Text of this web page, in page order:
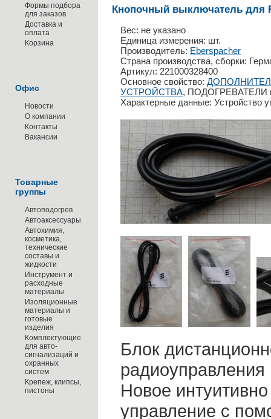
Формы подбора
для заказов
Доставка и
оплата
Корзина
Офис
Новости
О компании
Контакты
Вакансии
Товарные
группы
Автоподогрев
Автоаксессуары
Автохимия,
косметика,
технические
составы и
жидкости
Инструмент и
расходные
материалы
Изоляционные
материалы и
готовые
изделия
Комплектующие
для авто-
сигнализаций и
охранных
систем
Крепеж, клипсы,
пистоны
Кнопочный выключатель для
Вес: не указано
Единица измерения: шт.
Производитель: Eberspacher
Страна производства, сборки:
Артикул: 221000328400
Основное свойство:
УСТРОЙСТВА, ПОДОГРЕВАТЕЛИ
Характерные данные: Устройство
Блок
Новое
управление с